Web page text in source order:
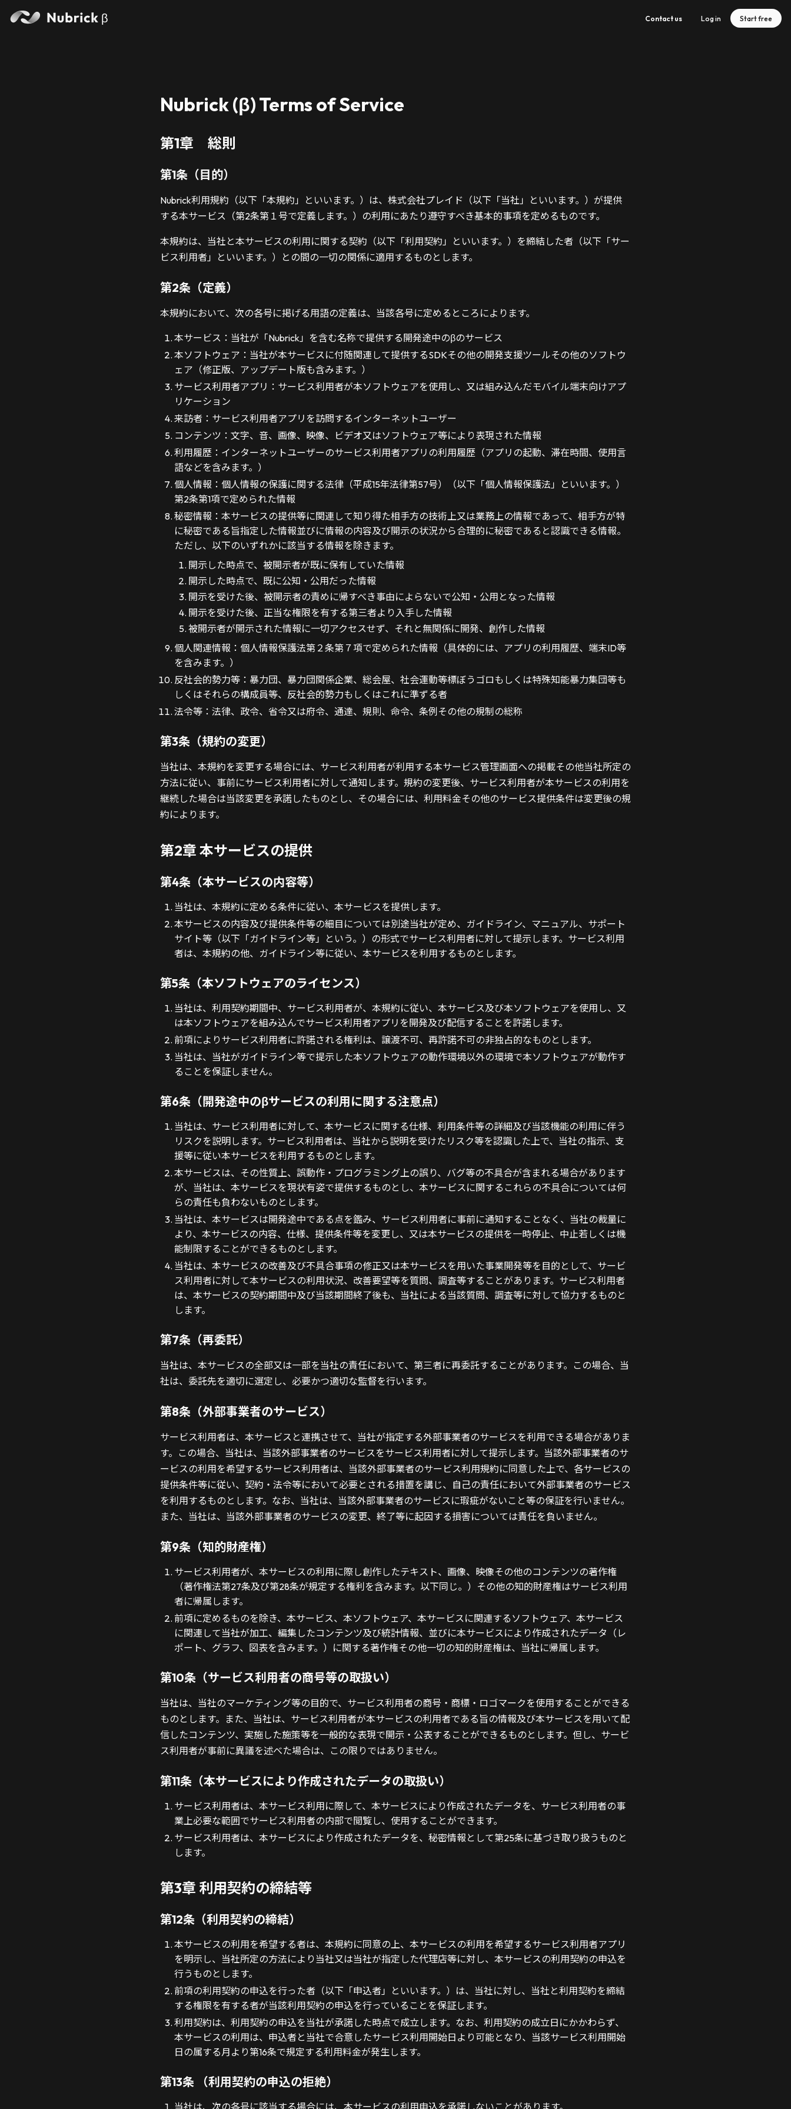
β Contact us Log in Start free
Nubrick (β) Terms of Service
第1章 総則
第1条（目的）
Nubrick利用規約（以下「本規約」といいます。）は、株式会社プレイド（以下「当社」といいます。）が提供
する本サービス（第2条第１号で定義します。）の利用にあたり遵守すべき基本的事項を定めるものです。
本規約は、当社と本サービスの利用に関する契約（以下「利用契約」といいます。）を締結した者（以下「サー
ビス利用者」といいます。）との間の一切の関係に適用するものとします。
第2条（定義）
本規約において、次の各号に掲げる用語の定義は、当該各号に定めるところによります。
本サービス：当社が「Nubrick」を含む名称で提供する開発途中のβのサービス
本ソフトウェア：当社が本サービスに付随関連して提供するSDKその他の開発支援ツールその他のソフトウ
ェア（修正版、アップデート版も含みます。）
サービス利用者アプリ：サービス利用者が本ソフトウェアを使用し、又は組み込んだモバイル端末向けアプ
リケーション
来訪者：サービス利用者アプリを訪問するインターネットユーザー
コンテンツ：文字、音、画像、映像、ビデオ又はソフトウェア等により表現された情報
利用履歴：インターネットユーザーのサービス利用者アプリの利用履歴（アプリの起動、滞在時間、使用言
語などを含みます。）
個人情報：個人情報の保護に関する法律（平成15年法律第57号）（以下「個人情報保護法」といいます。）
第2条第1項で定められた情報
秘密情報：本サービスの提供等に関連して知り得た相手方の技術上又は業務上の情報であって、相手方が特
に秘密である旨指定した情報並びに情報の内容及び開示の状況から合理的に秘密であると認識できる情報。
ただし、以下のいずれかに該当する情報を除きます。
開示した時点で、被開示者が既に保有していた情報
開示した時点で、既に公知・公用だった情報
開示を受けた後、被開示者の責めに帰すべき事由によらないで公知・公用となった情報
開示を受けた後、正当な権限を有する第三者より入手した情報
被開示者が開示された情報に一切アクセスせず、それと無関係に開発、創作した情報
個人関連情報：個人情報保護法第２条第７項で定められた情報（具体的には、アプリの利用履歴、端末ID等
を含みます。）
反社会的勢力等：暴力団、暴力団関係企業、総会屋、社会運動等標ぼうゴロもしくは特殊知能暴力集団等も
しくはそれらの構成員等、反社会的勢力もしくはこれに準ずる者
法令等：法律、政令、省令又は府令、通達、規則、命令、条例その他の規制の総称
第3条（規約の変更）
当社は、本規約を変更する場合には、サービス利用者が利用する本サービス管理画面への掲載その他当社所定の
方法に従い、事前にサービス利用者に対して通知します。規約の変更後、サービス利用者が本サービスの利用を
継続した場合は当該変更を承諾したものとし、その場合には、利用料金その他のサービス提供条件は変更後の規
約によります。
第2章 本サービスの提供
第4条（本サービスの内容等）
当社は、本規約に定める条件に従い、本サービスを提供します。
本サービスの内容及び提供条件等の細目については別途当社が定め、ガイドライン、マニュアル、サポート
サイト等（以下「ガイドライン等」という。）の形式でサービス利用者に対して提示します。サービス利用
者は、本規約の他、ガイドライン等に従い、本サービスを利用するものとします。
第5条（本ソフトウェアのライセンス）
当社は、利用契約期間中、サービス利用者が、本規約に従い、本サービス及び本ソフトウェアを使用し、又
は本ソフトウェアを組み込んでサービス利用者アプリを開発及び配信することを許諾します。
前項によりサービス利用者に許諾される権利は、譲渡不可、再許諾不可の非独占的なものとします。
当社は、当社がガイドライン等で提示した本ソフトウェアの動作環境以外の環境で本ソフトウェアが動作す
ることを保証しません。
第6条（開発途中のβサービスの利用に関する注意点）
当社は、サービス利用者に対して、本サービスに関する仕様、利用条件等の詳細及び当該機能の利用に伴う
リスクを説明します。サービス利用者は、当社から説明を受けたリスク等を認識した上で、当社の指示、支
援等に従い本サービスを利用するものとします。
本サービスは、その性質上、誤動作・プログラミング上の誤り、バグ等の不具合が含まれる場合があります
が、当社は、本サービスを現状有姿で提供するものとし、本サービスに関するこれらの不具合については何
らの責任も負わないものとします。
当社は、本サービスは開発途中である点を鑑み、サービス利用者に事前に通知することなく、当社の裁量に
より、本サービスの内容、仕様、提供条件等を変更し、又は本サービスの提供を一時停止、中止若しくは機
能制限することができるものとします。
当社は、本サービスの改善及び不具合事項の修正又は本サービスを用いた事業開発等を目的として、サービ
ス利用者に対して本サービスの利用状況、改善要望等を質問、調査等することがあります。サービス利用者
は、本サービスの契約期間中及び当該期間終了後も、当社による当該質問、調査等に対して協力するものと
します。
第7条（再委託）
当社は、本サービスの全部又は一部を当社の責任において、第三者に再委託することがあります。この場合、当
社は、委託先を適切に選定し、必要かつ適切な監督を行います。
第8条（外部事業者のサービス）
サービス利用者は、本サービスと連携させて、当社が指定する外部事業者のサービスを利用できる場合がありま
す。この場合、当社は、当該外部事業者のサービスをサービス利用者に対して提示します。当該外部事業者のサ
ービスの利用を希望するサービス利用者は、当該外部事業者のサービス利用規約に同意した上で、各サービスの
提供条件等に従い、契約・法令等において必要とされる措置を講じ、自己の責任において外部事業者のサービス
を利用するものとします。なお、当社は、当該外部事業者のサービスに瑕疵がないこと等の保証を行いません。
また、当社は、当該外部事業者のサービスの変更、終了等に起因する損害については責任を負いません。
第9条（知的財産権）
サービス利用者が、本サービスの利用に際し創作したテキスト、画像、映像その他のコンテンツの著作権
（著作権法第27条及び第28条が規定する権利を含みます。以下同じ。）その他の知的財産権はサービス利用
者に帰属します。
前項に定めるものを除き、本サービス、本ソフトウェア、本サービスに関連するソフトウェア、本サービス
に関連して当社が加工、編集したコンテンツ及び統計情報、並びに本サービスにより作成されたデータ（レ
ポート、グラフ、図表を含みます。）に関する著作権その他一切の知的財産権は、当社に帰属します。
第10条（サービス利用者の商号等の取扱い）
当社は、当社のマーケティング等の目的で、サービス利用者の商号・商標・ロゴマークを使用することができる
ものとします。また、当社は、サービス利用者が本サービスの利用者である旨の情報及び本サービスを用いて配
信したコンテンツ、実施した施策等を一般的な表現で開示・公表することができるものとします。但し、サービ
ス利用者が事前に異議を述べた場合は、この限りではありません。
第11条（本サービスにより作成されたデータの取扱い）
サービス利用者は、本サービス利用に際して、本サービスにより作成されたデータを、サービス利用者の事
業上必要な範囲でサービス利用者の内部で閲覧し、使用することができます。
サービス利用者は、本サービスにより作成されたデータを、秘密情報として第25条に基づき取り扱うものと
します。
第3章 利用契約の締結等
第12条（利用契約の締結）
本サービスの利用を希望する者は、本規約に同意の上、本サービスの利用を希望するサービス利用者アプリ
を明示し、当社所定の方法により当社又は当社が指定した代理店等に対し、本サービスの利用契約の申込を
行うものとします。
前項の利用契約の申込を行った者（以下「申込者」といいます。）は、当社に対し、当社と利用契約を締結
する権限を有する者が当該利用契約の申込を行っていることを保証します。
利用契約は、利用契約の申込を当社が承諾した時点で成立します。なお、利用契約の成立日にかかわらず、
本サービスの利用は、申込者と当社で合意したサービス利用開始日より可能となり、当該サービス利用開始
日の属する月より第16条で規定する利用料金が発生します。
第13条 （利用契約の申込の拒絶）
当社は、次の各号に該当する場合には、本サービスの利用申込を承諾しないことがあります。